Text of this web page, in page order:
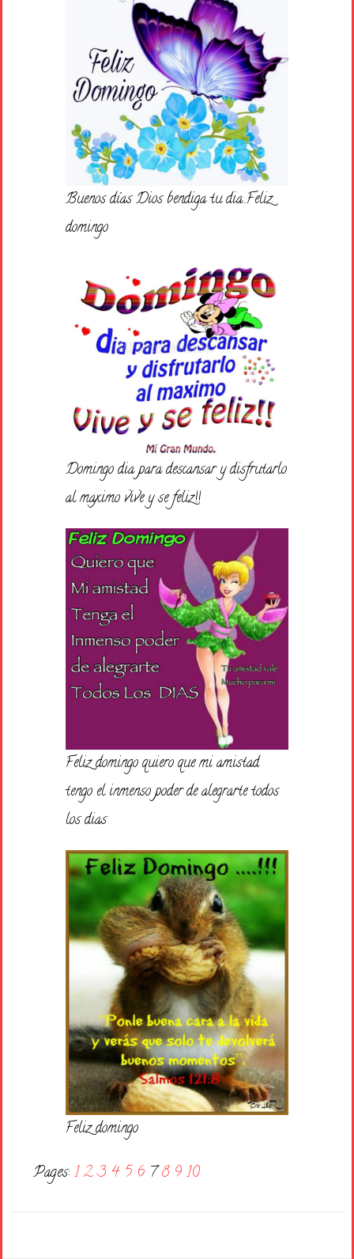
Buenos días Dios bendiga tu dia…Feliz
domingo
Domingo dia para descansar y disfrutarlo
al maximo vive y se feliz!!
Feliz domingo quiero que mi amistad
tengo el inmenso poder de alegrarte todos
los dias
Feliz domingo
Pages: 1 2 3 4 5 6 7 8 9 10